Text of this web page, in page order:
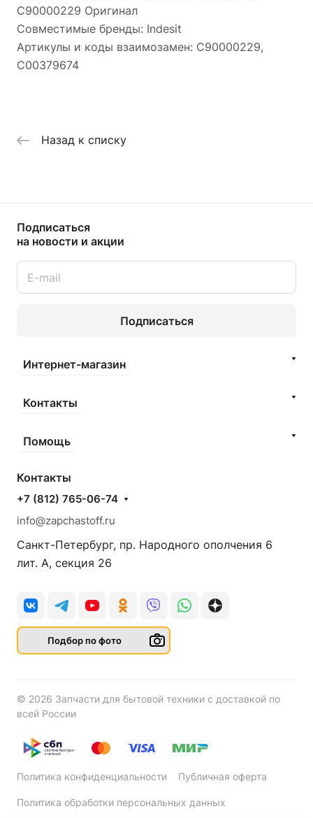
C90000229 Оригинал
Совместимые бренды: Indesit
Артикулы и коды взаимозамен: C90000229,
C00379674
Назад к списку
Подписаться
на новости и акции
Подписаться
Интернет-магазин
Контакты
Помощь
Контакты
+7 (812) 765-06-74
info@zapchastoff.ru
Санкт-Петербург, пр. Народного ополчения 6
лит. А, секция 26
Подбор по фото
© 2026 Запчасти для бытовой техники с доставкой по
всей России
Политика конфиденциальности Публичная оферта
Политика обработки персональных данных